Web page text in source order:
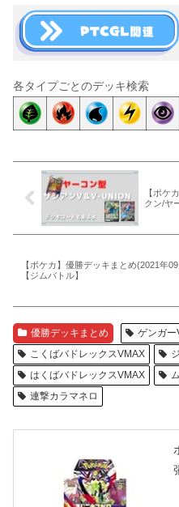
各タイプごとのデッキ検索
【ポケ
クン/ヤ
【ポケカ】優勝デッキまとめ(2021年
【ジムバトル】
優勝デッキまとめ
ゲンガー
こくばバドレックスVMAX
はくばバドレックスVMAX
連撃カラマネロ